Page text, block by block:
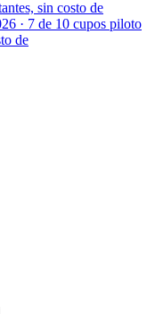
sin costo de
· 7 de 10 cupos piloto
de